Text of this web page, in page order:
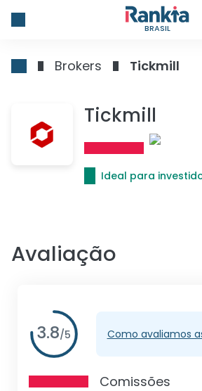
BRASIL
Brokers Tickmill
Tickmill
Ideal para
Avaliação
3.8/5 Como avaliamos
Comissões